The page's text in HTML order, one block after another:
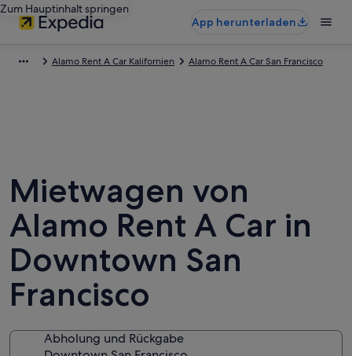
Zum Hauptinhalt springen
App herunterladen
Alamo Rent A Car Kalifornien Alamo Rent A Car San Francisco
Mietwagen von
Alamo Rent A Car in
Downtown San
Francisco
Abholung und Rückgabe